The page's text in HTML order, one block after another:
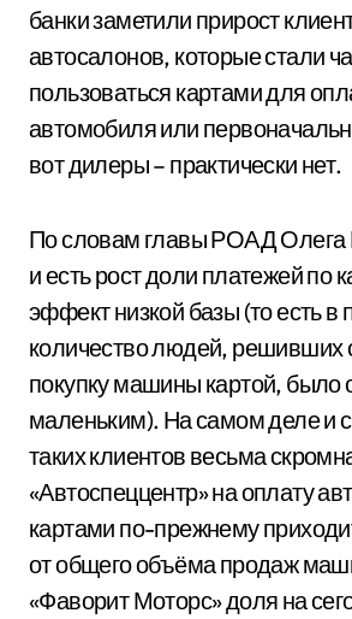
банки заметили прирост
автосалонов, которые стали
пользоваться картами для
автомобиля или
вот дилеры – практически нет.
По словам главы РОАД Олега
и есть рост доли платежей по
эффект низкой базы (то есть
количество людей, решивших
покупку машины картой, было
маленьким). На самом деле и
таких клиентов весьма
«Автоспеццентр» на оплату
картами по-прежнему
от общего объёма продаж
«Фаворит Моторс» доля на